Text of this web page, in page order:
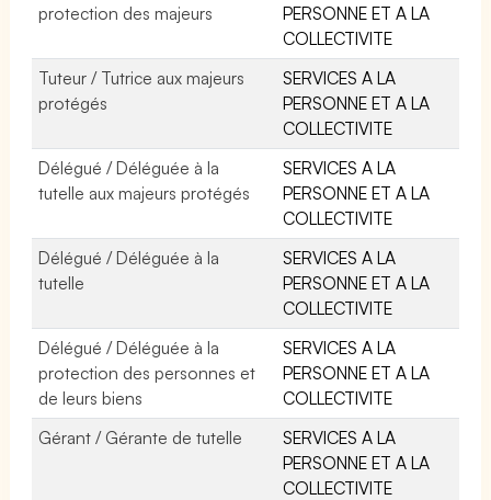
protection des majeurs
PERSONNE ET A LA
COLLECTIVITE
Tuteur / Tutrice aux majeurs
protégés
SERVICES A LA
PERSONNE ET A LA
COLLECTIVITE
Délégué / Déléguée à la
tutelle aux majeurs protégés
SERVICES A LA
PERSONNE ET A LA
COLLECTIVITE
Délégué / Déléguée à la
tutelle
SERVICES A LA
PERSONNE ET A LA
COLLECTIVITE
Délégué / Déléguée à la
protection des personnes et
de leurs biens
SERVICES A LA
PERSONNE ET A LA
COLLECTIVITE
Gérant / Gérante de tutelle
SERVICES A LA
PERSONNE ET A LA
COLLECTIVITE